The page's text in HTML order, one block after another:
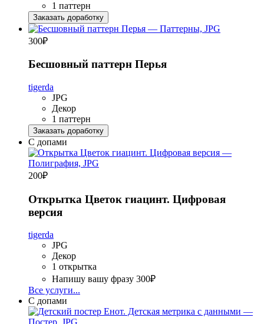
1 паттерн
Заказать доработку
300₽
Бесшовный паттерн Перья
tigerda
JPG
Декор
1 паттерн
Заказать доработку
С допами
200₽
Открытка Цветок гиацинт. Цифровая
версия
tigerda
JPG
Декор
1 открытка
Напишу вашу фразу 300₽
Все услуги...
С допами